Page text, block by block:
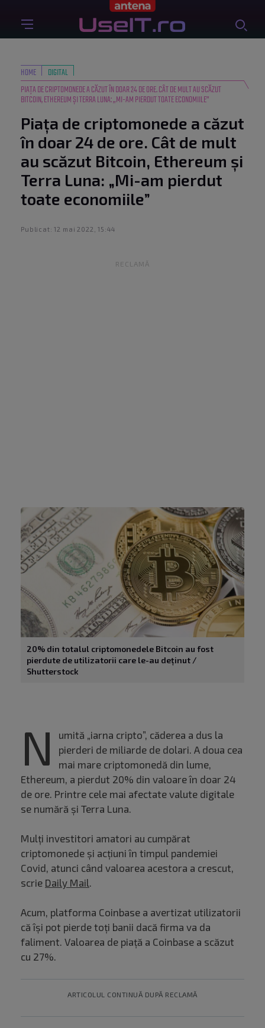
HOME
DIGITAL
PIAȚA DE CRIPTOMONEDE A CĂZUT ÎN DOAR 24 DE ORE. CÂT DE MULT AU SCĂZUT
BITCOIN, ETHEREUM ȘI TERRA LUNA: „MI-AM PIERDUT TOATE ECONOMIILE”
Piața de criptomonede a căzut
în doar 24 de ore. Cât de mult
au scăzut Bitcoin, Ethereum și
Terra Luna: „Mi-am pierdut
toate economiile”
Publicat: 12 mai 2022, 15:44
RECLAMĂ
20% din totalul criptomonedele Bitcoin au fost
pierdute de utilizatorii care le-au deținut /
Shutterstock
N
umită „iarna cripto”, căderea a dus la
pierderi de miliarde de dolari. A doua cea
mai mare criptomonedă din lume,
Ethereum, a pierdut 20% din valoare în doar 24
de ore. Printre cele mai afectate valute digitale
se numără și Terra Luna.
Mulți investitori amatori au cumpărat
criptomonede și acțiuni în timpul pandemiei
Covid, atunci când valoarea acestora a crescut,
scrie Daily Mail.
Acum, platforma Coinbase a avertizat utilizatorii
că își pot pierde toți banii dacă firma va da
faliment. Valoarea de piață a Coinbase a scăzut
cu 27%.
ARTICOLUL CONTINUĂ DUPĂ RECLAMĂ